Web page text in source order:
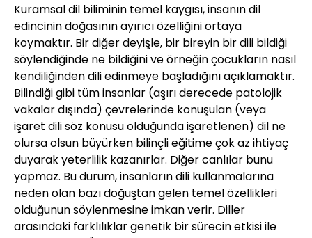
Kuramsal dil biliminin temel kaygısı, insanın dil
edincinin doğasının ayırıcı özelliğini ortaya
koymaktır. Bir diğer deyişle, bir bireyin bir dili bildiği
söylendiğinde ne bildiğini ve örneğin çocukların nasıl
kendiliğinden dili edinmeye başladığını açıklamaktır.
Bilindiği gibi tüm insanlar (aşırı derecede patolojik
vakalar dışında) çevrelerinde konuşulan (veya
işaret dili söz konusu olduğunda işaretlenen) dil ne
olursa olsun büyürken bilinçli eğitime çok az ihtiyaç
duyarak yeterlilik kazanırlar. Diğer canlılar bunu
yapmaz. Bu durum, insanların dili kullanmalarına
neden olan bazı doğuştan gelen temel özellikleri
olduğunun söylenmesine imkan verir. Diller
arasındaki farklılıklar genetik bir sürecin etkisi ile